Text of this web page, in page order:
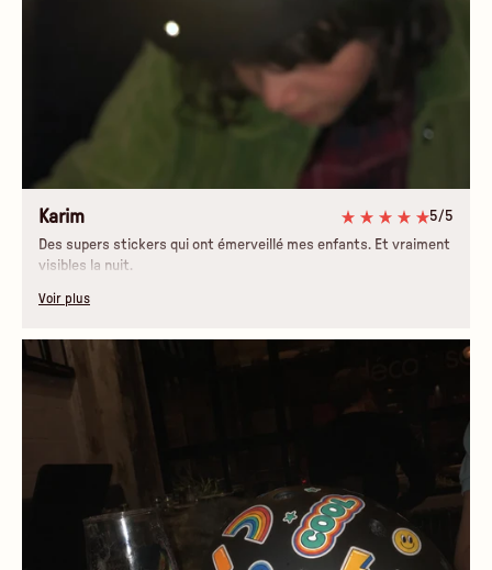
Karim
5/5
Des supers stickers qui ont émerveillé mes enfants. Et vraiment
visibles la nuit.
Voir plus